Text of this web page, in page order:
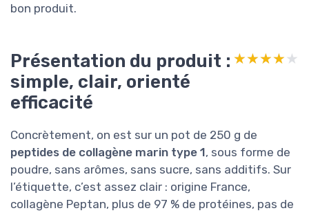
bon produit.
Présentation du produit :
simple, clair, orienté
efficacité
★★★★★
★★★★★
Concrètement, on est sur un pot de 250 g de
peptides de collagène marin type 1, sous forme de
poudre, sans arômes, sans sucre, sans additifs. Sur
l’étiquette, c’est assez clair : origine France,
collagène Peptan, plus de 97 % de protéines, pas de